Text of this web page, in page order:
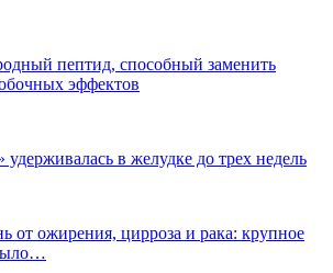
пептид, способный заменить
эффектов
удерживалась в желудке до трех недель
от ожирения, цирроза и рака: крупное